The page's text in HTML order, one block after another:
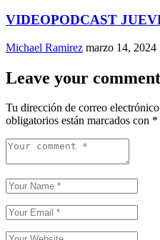
VIDEOPODCAST
Michael Ramirez marzo 14, 2024
Leave your comment
Tu dirección de correo
obligatorios están marcados con *